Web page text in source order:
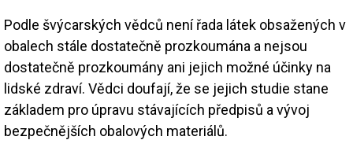
Podle švýcarských vědců není řada látek obsažených v
obalech stále dostatečně prozkoumána a nejsou
dostatečně prozkoumány ani jejich možné účinky na
lidské zdraví. Vědci doufají, že se jejich studie stane
základem pro úpravu stávajících předpisů a vývoj
bezpečnějších obalových materiálů.